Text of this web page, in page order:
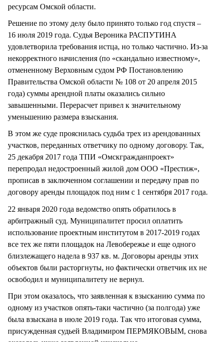
ресурсам Омской области.
Решение по этому делу было принято только год спустя –
16 июля 2019 года. Судья Вероника РАСПУТИНА
удовлетворила требования истца, но только частично. Из-за
некорректного начисления (по «скандально известному»,
отмененному Верховным судом РФ Постановлению
Правительства Омской области № 108 от 20 апреля 2015
года) суммы арендной платы оказались сильно
завышенными. Перерасчет привел к значительному
уменьшению размера взыскания.
В этом же суде прояснилась судьба трех из арендованных
участков, переданных ответчику по одному договору. Так,
25 декабря 2017 года ТПИ «Омскгражданпроект»
перепродал недостроенный жилой дом ООО «Престиж»,
прописав в заключенном соглашении и передачу прав по
договору аренды площадок под ним с 1 сентября 2017 года.
22 января 2020 года ведомство опять обратилось в
арбитражный суд. Муниципалитет просил оплатить
использование проектным институтом в 2017-2019 годах
все тех же пяти площадок на Левобережье и еще одного
близлежащего надела в 937 кв. м. Договоры аренды этих
объектов были расторгнуты, но фактически ответчик их не
освободил и муниципалитету не вернул.
При этом оказалось, что заявленная к взысканию сумма по
одному из участков опять-таки частично (за полгода) уже
была взыскана в июле 2019 года. Так что итоговая сумма,
присужденная судьей Владимиром ПЕРМЯКОВЫМ, снова